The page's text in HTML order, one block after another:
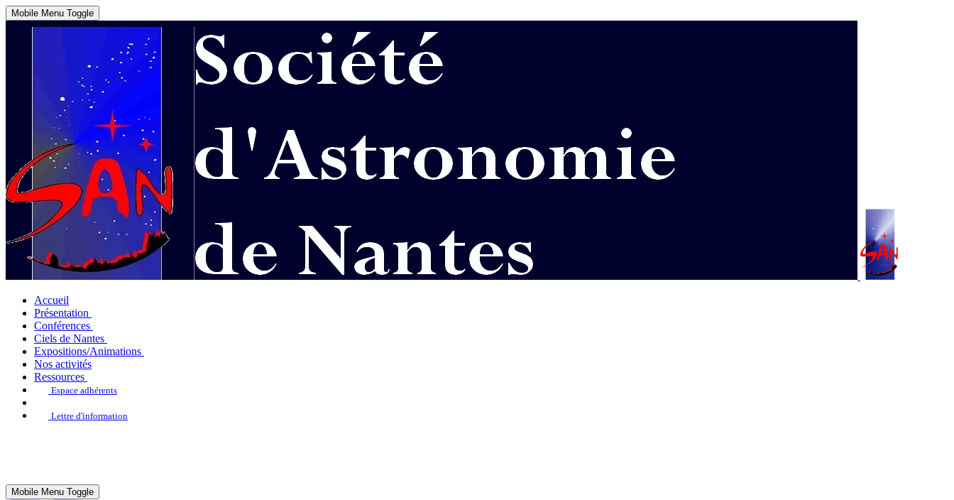
Mobile Menu Toggle
Accueil
Présentation
Conférences
Ciels de Nantes
Expositions/Animations
Nos activités
Ressources
Espace adhérents
Lettre d'information
Mobile Menu Toggle